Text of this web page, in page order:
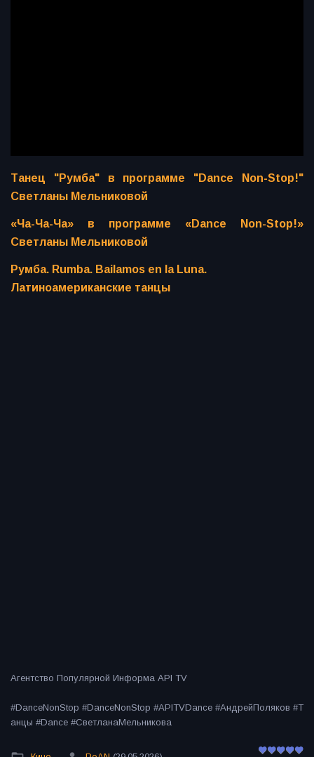
Танец "Румба" в программе "Dance Non-Stop!"
Светланы Мельниковой
«Ча-Ча-Ча» в программе «Dance Non-Stop!»
Светланы Мельниковой
Румба. Rumba. Bailamos en la Luna.
Латиноамериканские танцы
Агентство Популярной Информа API TV
#DanceNonStop #DanceNonStop #APITVDance #АндрейПоляков #Т
анцы #Dance #СветланаМельникова